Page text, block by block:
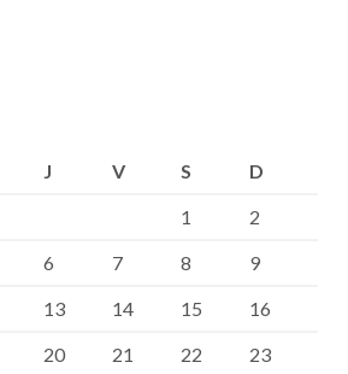
J V S
D
1
2
6 7 8
9
13 14 15
16
20 21 22 23